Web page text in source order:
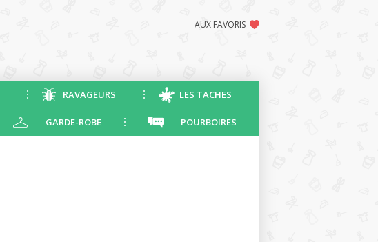
AUX FAVORIS
RAVAGEURS LES TACHES
GARDE-ROBE POURBOIRES